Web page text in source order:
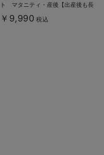
ト マタニティ・産後【出産後も長
く使える】
￥9,990 税込